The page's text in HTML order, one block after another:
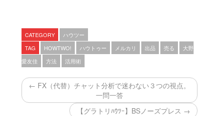
CATEGORY
ハウツー
TAG
HOWTWO! ハウトゥー メルカリ 出品 売る
大野
愛友佳
方法 活用術
← FX（代替）チャット分析で迷わない３つの視点。
一問一答
【グラトリﾊｳﾂｰ】BSノーズプレス →